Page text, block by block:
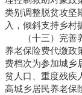
类别调整脱贫攻坚
入，倾斜支持乡村
（十三）完善养
养老保险费代缴政
费档次为参加城乡
贫人口、重度残疾
高城乡居民养老保